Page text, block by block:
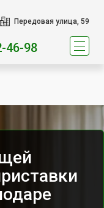
Передовая улица, 59
46-98